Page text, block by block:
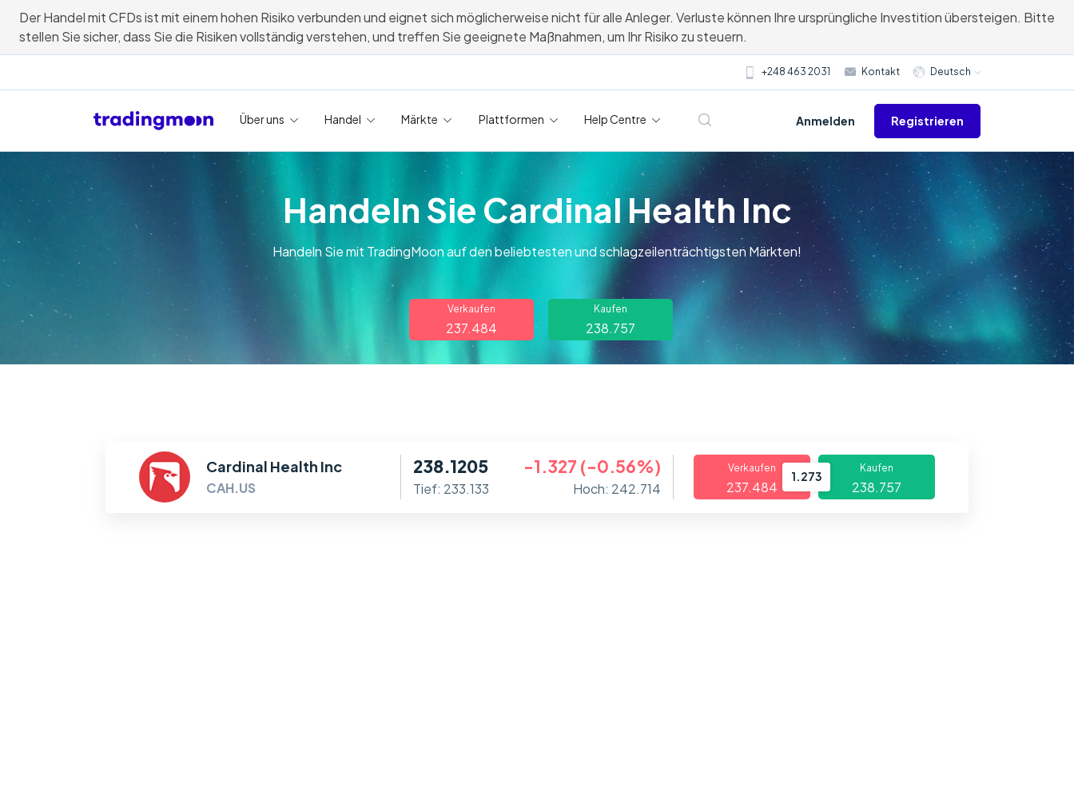
Der Handel mit CFDs ist mit einem hohen Risiko verbunden und eignet sich möglicherweise nicht für alle Anleger. Verluste können Ihre ursprüngliche Investition übersteigen. Bitte
stellen Sie sicher, dass Sie die Risiken vollständig verstehen, und treffen Sie geeignete Maßnahmen, um Ihr Risiko zu steuern.
+248 463 2031 Kontakt Deutsch
Über uns Handel Märkte Plattformen Help Centre Anmelden Registrieren
Handeln Sie Cardinal Health Inc
Handeln Sie mit TradingMoon auf den beliebtesten und schlagzeilenträchtigsten Märkten!
Verkaufen
237.484
Kaufen
238.757
Cardinal Health Inc
CAH.US
238.1205 -1.327 (-0.56%)
Tief: 233.133 Hoch: 242.714
Verkaufen
237.484
1.273
Kaufen
238.757